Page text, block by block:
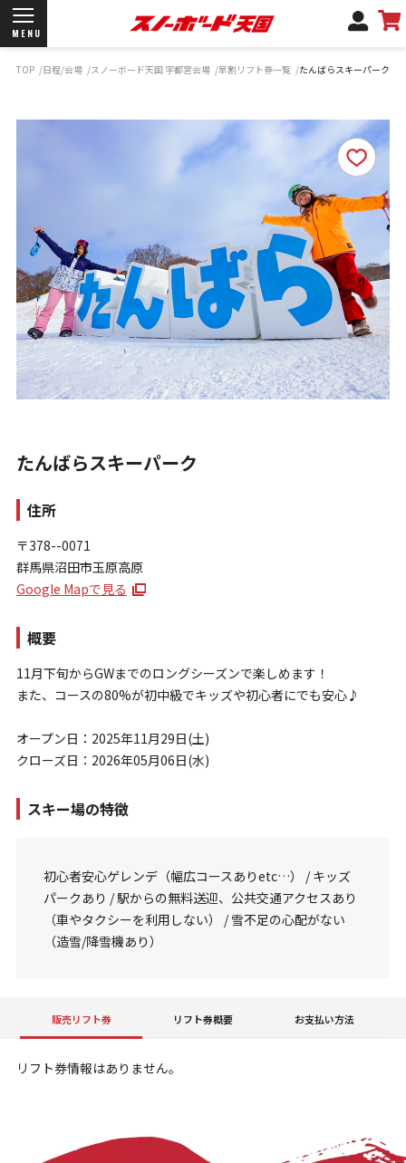
MENU
サポートデスク
弊社名義の郵便について
新規会員登録
ログイン
お問い合わせ
特定商取引法に基づく表示
TOP 日程/会場 スノーボード天国 宇都宮会場 早割リフト券一覧 たんばらスキーパーク
たんばらスキーパーク
住所
〒378--0071
群馬県沼田市玉原高原
Google Mapで見る
概要
11月下旬からGWまでのロングシーズンで楽しめます！
また、コースの80%が初中級でキッズや初心者にでも安心♪
オープン日：2025年11月29日(土)
クローズ日：2026年05月06日(水)
スキー場の特徴
初心者安心ゲレンデ（幅広コースありetc…） / キッズ
パークあり / 駅からの無料送迎、公共交通アクセスあり
（車やタクシーを利用しない） / 雪不足の心配がない
（造雪/降雪機あり）
販売リフト券 リフト券概要 お支払い方法
リフト券情報はありません。